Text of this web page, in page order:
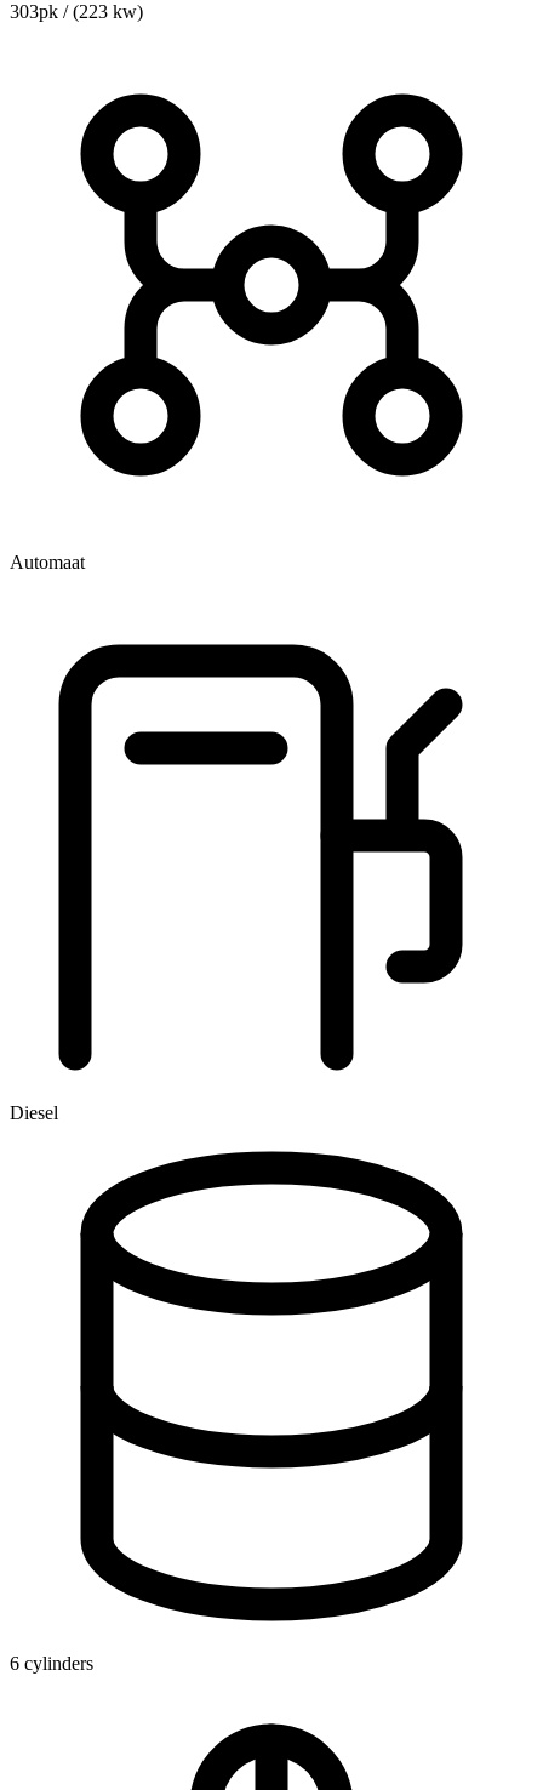
303pk / (223 kw)
Automaat
Diesel
6 cylinders